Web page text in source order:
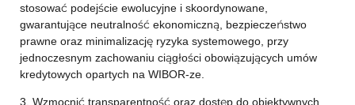
stosować podejście ewolucyjne i skoordynowane,
gwarantujące neutralność ekonomiczną, bezpieczeństwo
prawne oraz minimalizację ryzyka systemowego, przy
jednoczesnym zachowaniu ciągłości obowiązujących umów
kredytowych opartych na WIBOR-ze.
3. Wzmocnić transparentność oraz dostęp do obiektywnych